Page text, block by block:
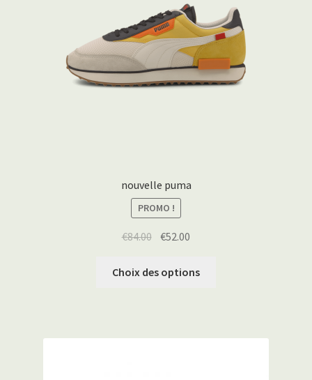
nouvelle puma
PROMO !
€84.00 €52.00
Choix des options